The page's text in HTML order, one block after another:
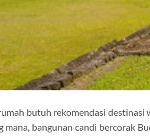
butuh rekomendasi
mana, bangunan candi bercorak